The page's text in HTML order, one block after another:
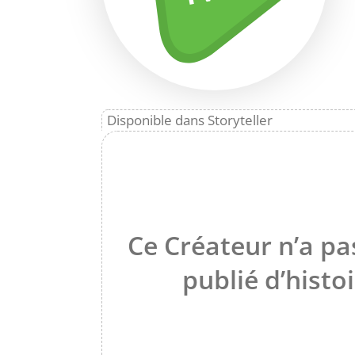
Disponible dans Storyteller
Ce Créateur n’a
publié